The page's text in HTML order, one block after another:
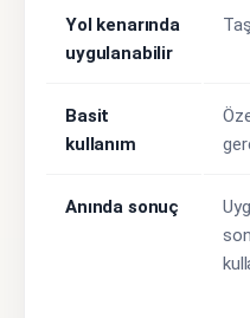
Yol kenarında
uygulanabilir
Basit
kullanım
Anında sonuç